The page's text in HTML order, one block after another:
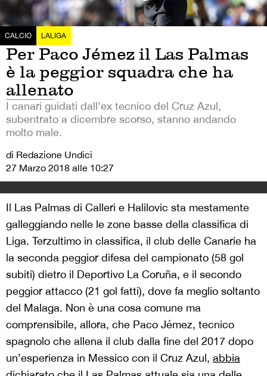
CALCIO LALIGA
Per Paco Jémez il Las Palmas
è la peggior squadra che ha
allenato
I canari guidati dall'ex tecnico del Cruz Azul,
subentrato a dicembre scorso, stanno andando
molto male.
di Redazione Undici
27 Marzo 2018 alle 10:27
Il Las Palmas di Calleri e Halilovic sta mestamente
galleggiando nelle le zone basse della classifica di
Liga. Terzultimo in classifica, il club delle Canarie ha
la seconda peggior difesa del campionato (58 gol
subiti) dietro il Deportivo La Coruña, e il secondo
peggior attacco (21 gol fatti), dove fa meglio soltanto
del Malaga. Non è una cosa comune ma
comprensibile, allora, che Paco Jémez, tecnico
spagnolo che allena il club dalla fine del 2017 dopo
un’esperienza in Messico con il Cruz Azul, abbia